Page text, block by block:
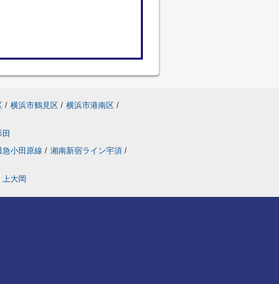
/ 横浜市鶴見区 / 横浜市港南区 /
田
急小田原線 / 湘南新宿ライン宇須 /
上大岡